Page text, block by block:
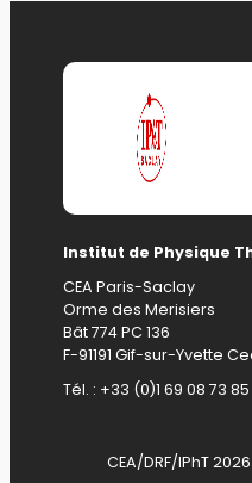
Institut de Physique
CEA Paris-Saclay
Orme des Merisiers
Bât 774 PC 136
F-91191 Gif-sur-Yvette
Tél. : +33 (0)1 69 08 73 85
CEA/DRF/IPhT